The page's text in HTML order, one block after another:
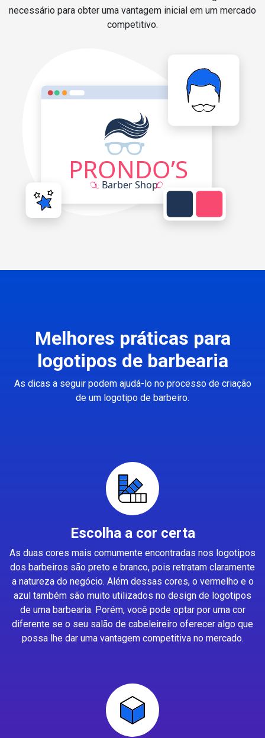
necessário para obter uma vantagem inicial em um mercado
competitivo.
Melhores práticas para
logotipos de barbearia
As dicas a seguir podem ajudá-lo no processo de criação
de um logotipo de barbeiro.
Escolha a cor certa
As duas cores mais comumente encontradas nos logotipos
dos barbeiros são preto e branco, pois retratam claramente
a natureza do negócio. Além dessas cores, o vermelho e o
azul também são muito utilizados no design de logotipos
de uma barbearia. Porém, você pode optar por uma cor
diferente se o seu salão de cabeleireiro oferecer algo que
possa lhe dar uma vantagem competitiva no mercado.